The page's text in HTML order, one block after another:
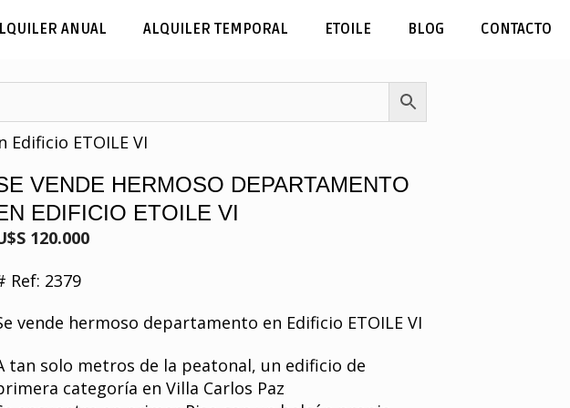
ANUAL ALQUILER TEMPORAL ETOILE BLOG CONTACTO
ETOILE VI
VENDE HERMOSO DEPARTAMENTO
EDIFICIO ETOILE VI
120.000
Ref: 2379
vende hermoso departamento en Edificio ETOILE VI
tan solo metros de la peatonal, un edificio de
categoría en Villa Carlos Paz